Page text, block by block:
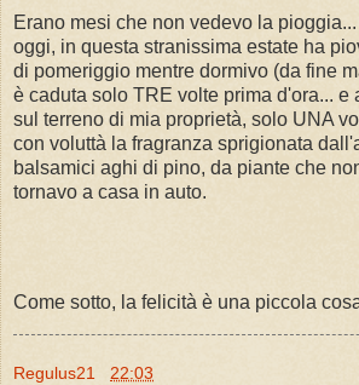
Erano mesi che non vedevo la
oggi, in questa stranissima estate ha
di pomeriggio mentre dormivo (da fine
è caduta solo TRE volte prima d'ora... e
sul terreno di mia proprietà, solo UNA
con voluttà la fragranza sprigionata
balsamici aghi di pino, da piante che
tornavo a casa in auto.
Come sotto, la felicità è una piccola
Regulus21 22:03